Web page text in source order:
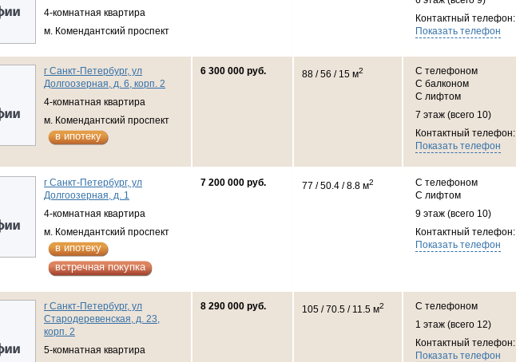
4-комнатная квартира
м. Комендантский проспект
Контактный телефон:
Показать телефон
г Санкт-Петербург, ул
Долгоозерная, д. 6, корп. 2
4-комнатная квартира
м. Комендантский проспект
в ипотеку
6 300 000 руб. 88 / 56 / 15 м2
С телефоном
С балконом
С лифтом
7 этаж (всего 10)
Контактный телефон:
Показать телефон
г Санкт-Петербург, ул
Долгоозерная, д. 1
4-комнатная квартира
м. Комендантский проспект
в ипотеку
встречная покупка
7 200 000 руб. 77 / 50.4 / 8.8 м2
С телефоном
С лифтом
9 этаж (всего 10)
Контактный телефон:
Показать телефон
г Санкт-Петербург, ул
Стародеревенская, д. 23,
корп. 2
5-комнатная квартира
8 290 000 руб. 105 / 70.5 / 11.5 м2
С телефоном
1 этаж (всего 12)
Контактный телефон:
Показать телефон